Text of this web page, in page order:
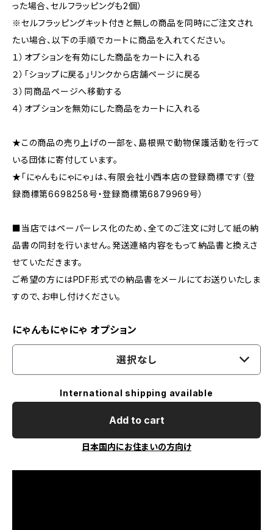
った場合、セルフラッピングも2個）
※セルフラッピングキット付きと無しの商品を同時にご注文され
たい場合、以下の手順でカートに商品を入れてください。
１）オプションを有効にした商品をカートに入れる
２）「ショップに戻る」リンクから店舗ページに戻る
３）同商品ページへ移動する
４）オプションを無効にした商品をカートに入れる
★この商品の売り上げの一部を、島根県で動物保護活動を行って
いる団体に寄付しています。
★「にゃんもにゃにゃ」は、有限会社小西本店の登録商標です（登
録商標第6698258号・登録商標第6879969号）
■当店ではペーパーレス化のため、全てのご注文に対して紙の納
品書の同封を行いません。発送連絡内容をもって納品書と換えさ
せていただきます。
ご希望の方にはPDF形式での納品書をメールにてお送りいたしま
すので、お申し付けください。
にゃんもにゃにゃ オプション
選択なし
International shipping available
Add to cart
日本国内にお住まいの方向け